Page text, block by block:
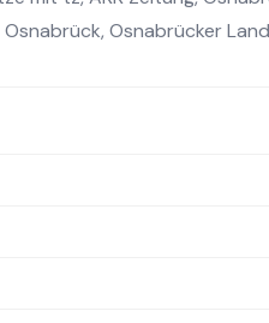
, Osnabrücker Land